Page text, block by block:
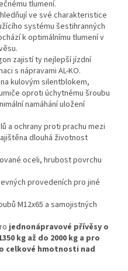
tlumení.
ve své charakteristice
systému šestihranných
k optimálnímu tlumení v
zajistí ty nejlepší jízdní
s nápravami AL-KO.
kulovým silentblokem,
oproti úchytnému šroubu
namáhání uložení
a ochrany proti prachu mezi
dlouhá životnost
oceli, hrubost povrchu
provedeních pro jiné
M12x65 a samojistných
jednonápravové přívěsy o
kg až do 2000 kg a pro
celkové hmotnosti nad